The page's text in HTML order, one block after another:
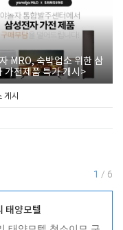
MRO, 숙박업소 위한 삼
가전제품 특가 개시>
게시
1 / 6
태양모텔